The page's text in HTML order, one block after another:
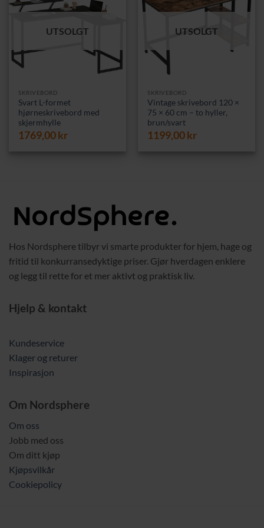
UTSOLGT
SKRIVEBORD
Svart L-formet
hjørneskrivebord med
skjermhylle
1769,00kr
UTSOLGT
SKRIVEBORD
Vintage skrivebord 120 ×
75 × 60 cm – to hyller,
brun/svart
1199,00kr
Hos Nordsphere tilbyr vi smarte produkter for hjem, hage og
fritid til konkurransedyktige priser. Gjør hverdagen enklere
og legg til rette for et mer aktivt og praktisk liv.
Hjelp & kontakt
Kundeservice
Klager og returer
Inspirasjon
Om Nordsphere
Om oss
Jobb med oss
Om ditt kjøp
Kjøpsvilkår
Cookiepolicy